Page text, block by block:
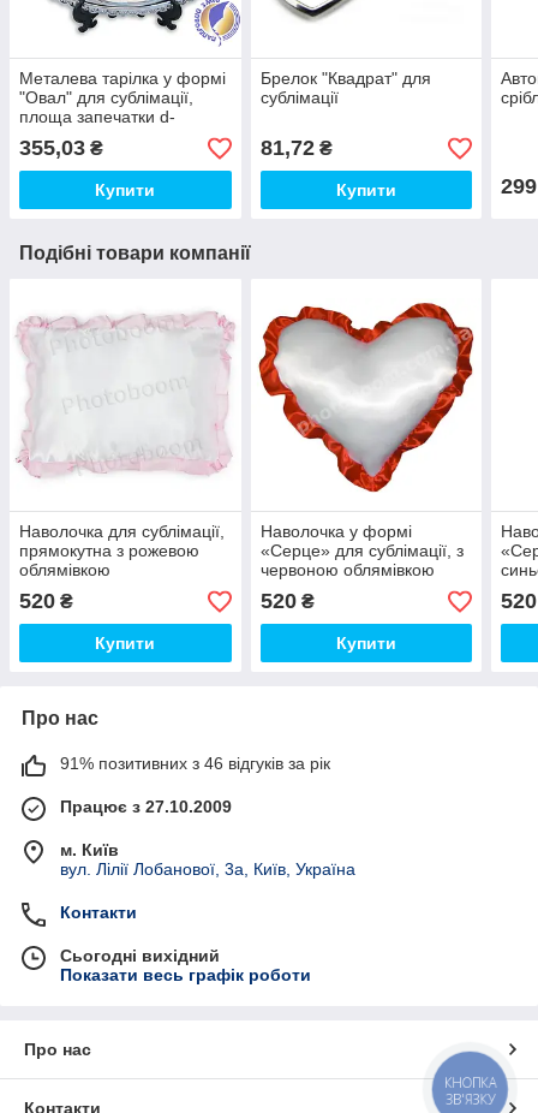
Металева тарілка у формі
"Овал" для сублімації,
площа запечатки d-
150х93 мм
355,03 ₴
Купити
Брелок "Квадрат" для
сублімації
81,72₴
Купити
Подібні товари компанії
Наволочка для сублімації,
прямокутна з рожевою
облямівкою
520 ₴
Купити
Наволочка у формі
«Серце» для сублімації, з
червоною облямівкою
520₴
Купити
520
Про нас
91% позитивних з 46 відгуків за рік
Працює з 27.10.2009
м. Київ
вул. Лілії Лобанової, 3а, Київ, Україна
Контакти
Сьогодні вихідний
Показати весь графік роботи
Про нас
Контакти
КНОПКА
ЗВ'ЯЗКУ